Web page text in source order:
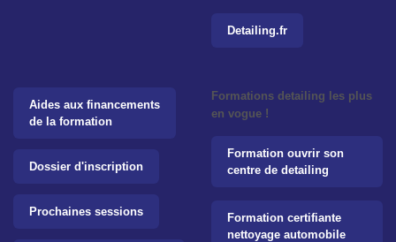
Detailing.fr
Aides aux financements
de la formation
Dossier d'inscription
Prochaines sessions
Formations detailing les plus
en vogue !
Formation ouvrir son
centre de detailing
Formation certifiante
nettoyage automobile